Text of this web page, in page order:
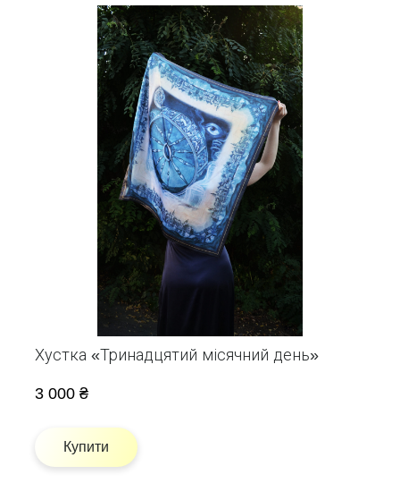
Хустка «Тринадцятий місячний день»
3 000 ₴
Купити